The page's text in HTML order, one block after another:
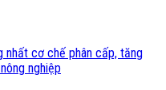
nhất cơ chế phân cấp, tăng
nghiệp